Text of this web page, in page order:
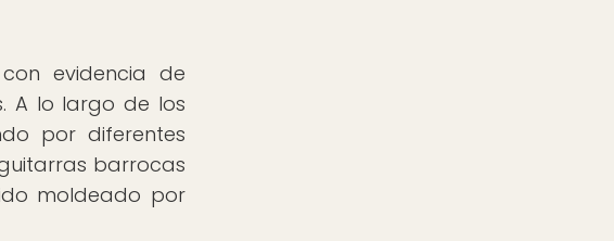
evidencia de
A lo largo de los
por diferentes
barrocas
moldeado por